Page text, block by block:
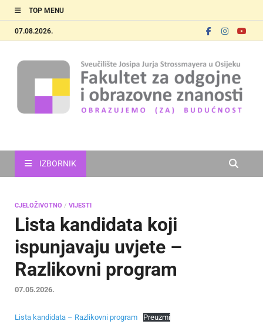
TOP MENU
07.08.2026.
IZBORNIK
CJELOŽIVOTNO / VIJESTI
Lista kandidata koji
ispunjavaju uvjete –
Razlikovni program
07.05.2026.
Lista kandidata – Razlikovni program Preuzmi